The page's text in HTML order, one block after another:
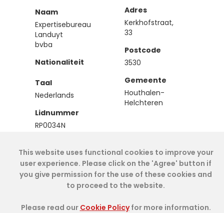
Naam
Expertisebureau
Landuyt
bvba
Nationaliteit
Taal
Nederlands
Lidnummer
RP0034N
Effectief
Adres
Kerkhofstraat,
33
Postcode
3530
Gemeente
Houthalen-
Helchteren
This website uses functional cookies to improve your
user experience. Please click on the 'Agree' button if
you give permission for the use of these cookies and
to proceed to the website.
Please read our Cookie Policyfor more information.